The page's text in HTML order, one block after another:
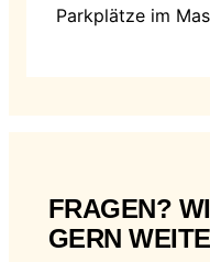
Parkplätze im
FRAGEN?
GERN